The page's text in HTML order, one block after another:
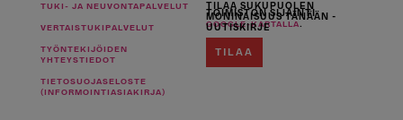
TOIMISTON SIJAINTI
GOOGLE-KARTALLA
TUKI- JA NEUVONTAPALVELUT
VERTAISTUKIPALVELUT
TYÖNTEKIJÖIDEN
YHTEYSTIEDOT
TIETOSUOJASELOSTE
(INFORMOINTIASIAKIRJA)
TILAA SUKUPUOLEN
MONINAISUUS TÄNÄÄN -
UUTISKIRJE
TILAA